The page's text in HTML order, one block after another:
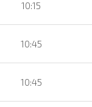
10:15
10:45
10:45